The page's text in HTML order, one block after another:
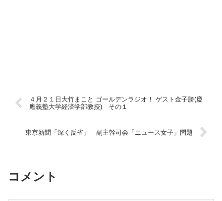
４月２１日大竹まこと ゴールデンラジオ！ ゲスト金子勝(慶
應義塾大学経済学部教授) その１
東京新聞「深く反省」 副主幹司会「ニュース女子」問題
コメント